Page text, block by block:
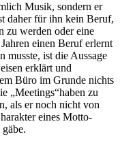
Musik, sondern er
daher für ihn kein Beruf,
zu werden oder eine
einen Beruf erlernt
musste, ist die Aussage
erklärt und
Büro im Grunde nichts
„Meetings“haben zu
als er noch nicht von
eines Motto-